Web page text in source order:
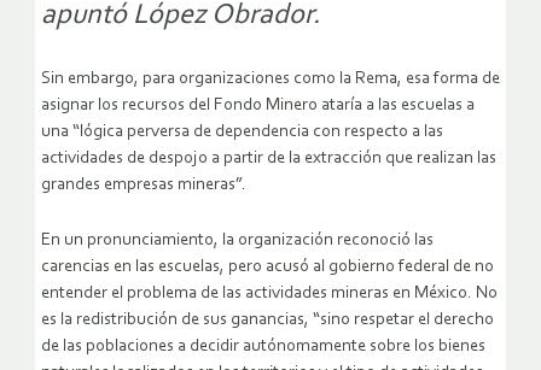
apuntó López Obrador.
Sin embargo, para organizaciones como la Rema, esa forma de
asignar los recursos del Fondo Minero ataría a las escuelas a
una “lógica perversa de dependencia con respecto a las
actividades de despojo a partir de la extracción que realizan las
grandes empresas mineras”.
En un pronunciamiento, la organización reconoció las
carencias en las escuelas, pero acusó al gobierno federal de no
entender el problema de las actividades mineras en México. No
es la redistribución de sus ganancias, “sino respetar el derecho
de las poblaciones a decidir autónomamente sobre los bienes